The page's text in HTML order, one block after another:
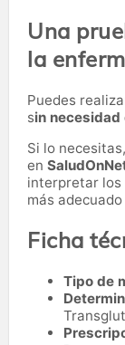
Una
la
Puedes
sin
Si lo necesitas,
en
interpretar
más
Ficha
Tipo de